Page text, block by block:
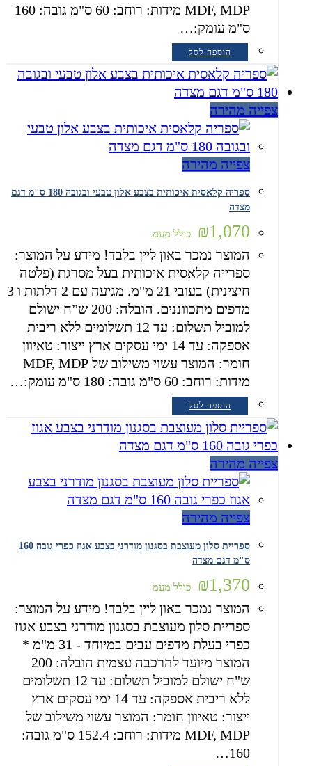
MDF, MDP מידות: רוחב: 60 ס"מ גובה: 160
ס"מ עומק:…
הוספה לסל
צפייה מהירה
צפייה מהירה
ספריה קלאסית איכותית בצבע אלון טבעי ובגובה 180 ס"מ דגם
מצדה
₪1,070 כולל מעמ
המוצר נמכר באון ליין בלבד! מידע על המוצר:
ספרייה קלאסית איכותית בעל מסרגת (פלטה
חיצינית) בעובי 21 מ"מ. מגיעה עם 2 דלתות ו 3
מדפים מתכווננים. הובלה: 200 ש”ח ישולם
למוביל תשלום: עד 12 תשלומים ללא ריבית
אספקה: עד 14 ימי עסקים ארץ ייצור: טאיוון
חומר: המוצר עשוי משילוב של MDF, MDP
מידות: רוחב: 60 ס"מ גובה: 180 ס"מ עומק:…
הוספה לסל
צפייה מהירה
צפייה מהירה
ספריית סלון מעוצבת בסגנון מודרני בצבע אגוז כפרי גובה 160
ס"מ דגם מצדה
₪1,370 כולל מעמ
המוצר נמכר באון ליין בלבד! מידע על המוצר:
ספריית סלון מעוצבת בסגנון מודרני בצבע אגוז
כפרי בעלת מדפים עבים במיוחד - 31 מ"מ *
המוצר מיועד להרכבה עצמית הובלה: 200
ש"ח ישולם למוביל תשלום: עד 12 תשלומים
ללא ריבית אספקה: עד 14 ימי עסקים ארץ
ייצור: טאיוון חומר: המוצר עשוי משילוב של
MDF, MDP מידות: רוחב: 152.4 ס"מ גובה:
160…